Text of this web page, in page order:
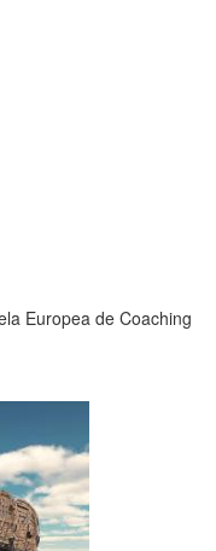
Europea de Coaching